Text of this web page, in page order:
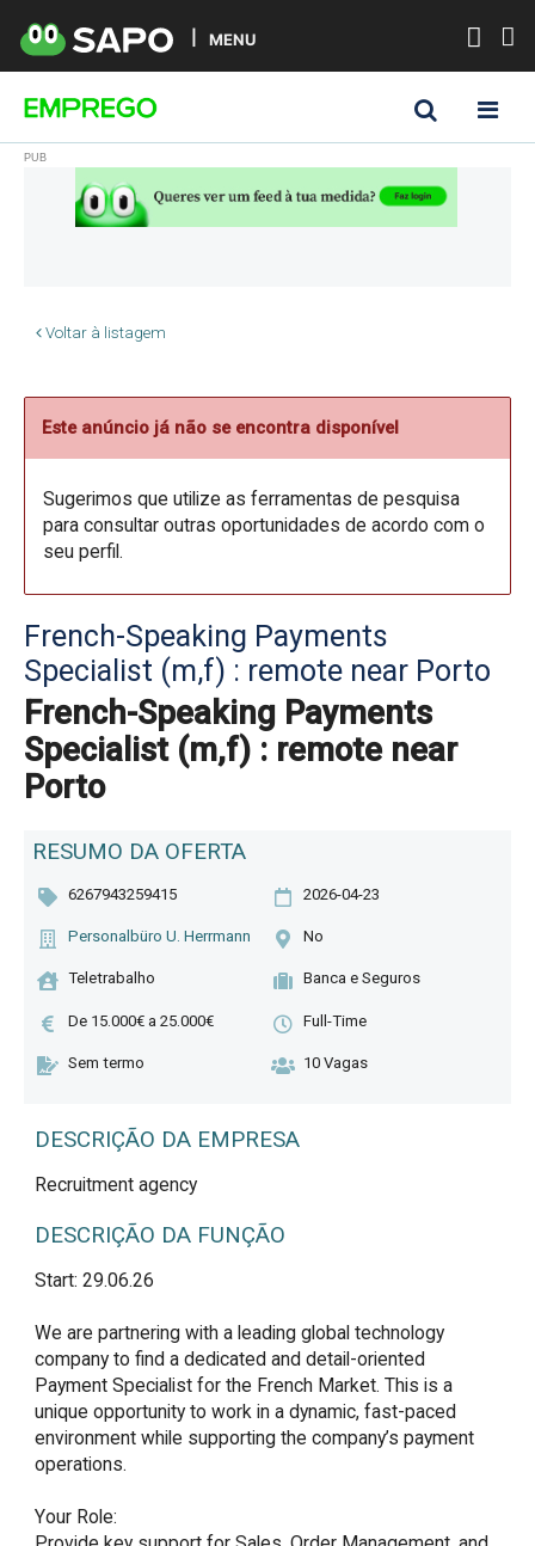
MENU
Voltar à listagem
Este anúncio já não se encontra disponível
Sugerimos que utilize as ferramentas de pesquisa
para consultar outras oportunidades de acordo com o
seu perfil.
French-Speaking Payments
Specialist (m,f) : remote near Porto
French-Speaking Payments
Specialist (m,f) : remote near
Porto
RESUMO DA OFERTA
6267943259415 2026-04-23
Personalbüro U. Herrmann No
Teletrabalho Banca e Seguros
De 15.000€ a 25.000€ Full-Time
Sem termo 10 Vagas
DESCRIÇÃO DA EMPRESA
Recruitment agency
DESCRIÇÃO DA FUNÇÃO
Start: 29.06.26
We are partnering with a leading global technology
company to find a dedicated and detail-oriented
Payment Specialist for the French Market. This is a
unique opportunity to work in a dynamic, fast-paced
environment while supporting the company’s payment
operations.
Your Role: